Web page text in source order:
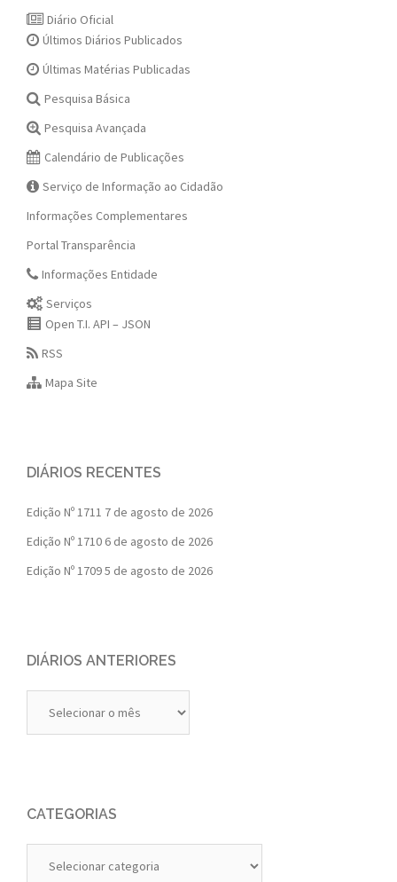
Diário Oficial
Últimos Diários Publicados
Últimas Matérias Publicadas
Pesquisa Básica
Pesquisa Avançada
Calendário de Publicações
Serviço de Informação ao Cidadão
Informações Complementares
Portal Transparência
Informações Entidade
Serviços
Open T.I. API – JSON
RSS
Mapa Site
DIÁRIOS RECENTES
Edição Nº 1711 7 de agosto de 2026
Edição Nº 1710 6 de agosto de 2026
Edição Nº 17095 de agosto de 2026
DIÁRIOS ANTERIORES
Anteriores
CATEGORIAS